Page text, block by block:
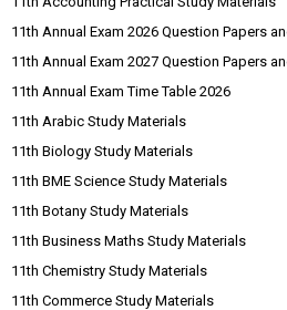
11th Annual Exam 2026 Question Papers
11th Annual Exam 2027 Question Papers
11th Annual Exam Time Table 2026
11th Arabic Study Materials
11th Biology Study Materials
11th BME Science Study Materials
11th Botany Study Materials
11th Business Maths Study Materials
11th Chemistry Study Materials
11th Commerce Study Materials